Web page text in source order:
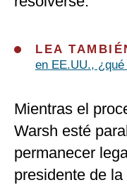
LEA
en EE.UU.,
Mientras el
Warsh esté
permanecer
presidente de la